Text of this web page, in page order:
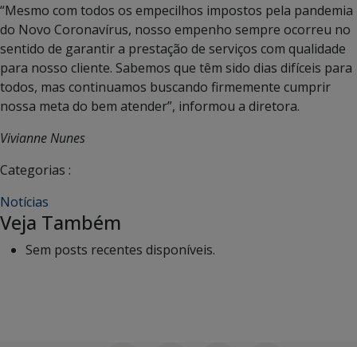
“Mesmo com todos os empecilhos impostos pela pandemia
do Novo Coronavírus, nosso empenho sempre ocorreu no
sentido de garantir a prestação de serviços com qualidade
para nosso cliente. Sabemos que têm sido dias difíceis para
todos, mas continuamos buscando firmemente cumprir
nossa meta do bem atender”, informou a diretora.
Vivianne Nunes
Categorias :
Notícias
Veja Também
Sem posts recentes disponíveis.